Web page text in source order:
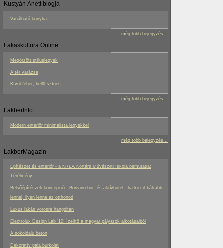
Kustyán Anett blogja
Variálható konyha
még több bejegyzés...
Lakaskultura Online
Megőrzött stílusjegyek
A tér varázsa
Kívül fehér, belül színes
még több bejegyzés...
LakberInfo
Modern enteriőr minimalista jegyekkel
még több bejegyzés...
LakberMagazin
Építészet és enteriőr - a KREA Kortárs Művészeti Iskola bemutatja:
Térélmény
Belsőépítészeti koncepció - Bonvino bor- és aktívhotel - ha kicsit bátrabb
lennél, ilyen lenne az otthonod
Luxus lakás vörösre hangoltan
Electrolux Design Lab ‘10: Ízelítő a magyar pályázók alkotásaiból
A sokoldalú beton
Dekoratív pala burkolat